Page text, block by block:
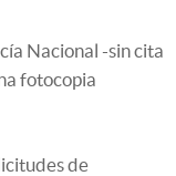
Nacional -sin cita
fotocopia
de